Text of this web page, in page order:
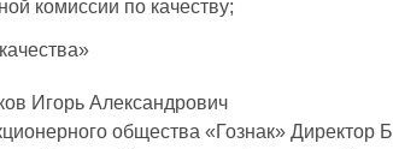
комиссии по качеству;
Игорь Александрович
общества «Гознак» Директор